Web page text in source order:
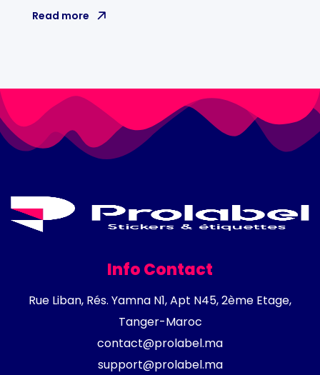
Read more
Info Contact
Rue Liban, Rés. Yamna N1, Apt N45, 2ème Etage,
Tanger-Maroc
contact@prolabel.ma
support@prolabel.ma